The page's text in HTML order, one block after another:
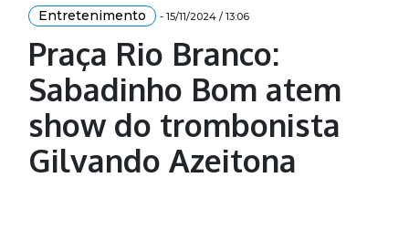
Entretenimento - 15/11/2024 / 13:06
Praça Rio Branco:
Sabadinho Bom atem
show do trombonista
Gilvando Azeitona